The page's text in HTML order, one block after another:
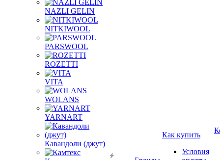
NAZLI GELIN
NITKIWOOL
PARSWOOL
ROZETTI
VITA
WOLANS
YARNART
Кавандоли (джут)
Как купить
Условия